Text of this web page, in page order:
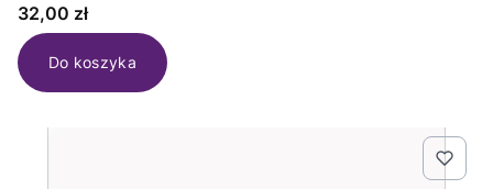
Cena
32,00 zł
Do koszyka